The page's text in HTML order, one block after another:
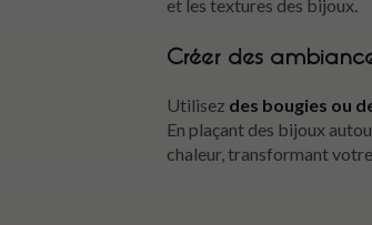
et les textures des bijoux.
Créer des
Utilisez des bougies ou
En plaçant des bijoux
chaleur, transformant